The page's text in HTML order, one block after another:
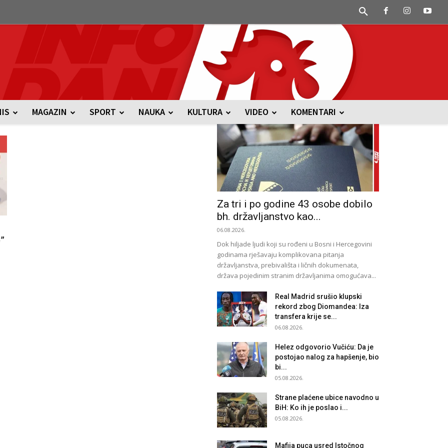
MAGAZIN SPORT NAUKA KULTURA VIDEO KOMENTARI
Za tri i po godine 43 osobe dobilo
bh. državljanstvo kao...
06.08.2026.
Dok hiljade ljudi koji su rođeni u Bosni i Hercegovini
godinama rješavaju komplikovana pitanja
državljanstva, prebivališta i ličnih dokumenata,
država pojedinim stranim državljanima omogućava...
Real Madrid srušio klupski
rekord zbog Diomandea: Iza
transfera krije se...
06.08.2026.
Helez odgovorio Vučiću: Da je
postojao nalog za hapšenje, bio
bi...
05.08.2026.
Strane plaćene ubice navodno u
BiH: Ko ih je poslao i...
05.08.2026.
Mafija puca usred Istočnog